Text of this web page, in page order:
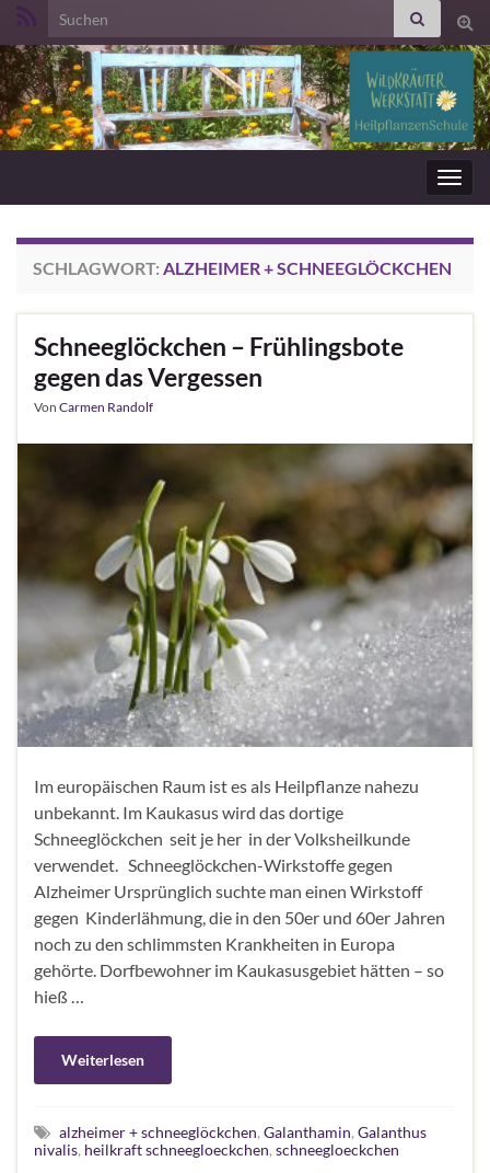
Search for:
SCHLAGWORT: ALZHEIMER + SCHNEEGLÖCKCHEN
Schneeglöckchen – Frühlingsbote
gegen das Vergessen
Von Carmen Randolf
Im europäischen Raum ist es als Heilpflanze nahezu
unbekannt. Im Kaukasus wird das dortige
Schneeglöckchen seit je her in der Volksheilkunde
verwendet. Schneeglöckchen-Wirkstoffe gegen
Alzheimer Ursprünglich suchte man einen Wirkstoff
gegen Kinderlähmung, die in den 50er und 60er Jahren
noch zu den schlimmsten Krankheiten in Europa
gehörte. Dorfbewohner im Kaukasusgebiet hätten – so
hieß …
Weiterlesen
alzheimer + schneeglöckchen, Galanthamin, Galanthus
nivalis, heilkraft schneegloeckchen, schneegloeckchen